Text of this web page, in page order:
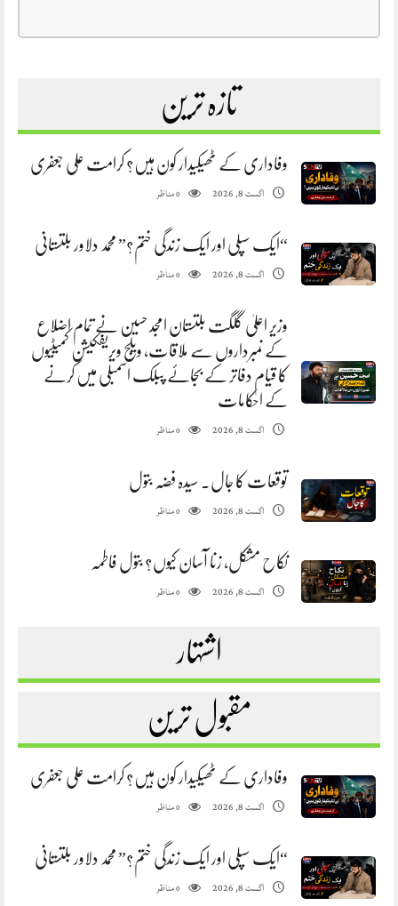
تازہ ترین
وفاداری کے ٹھیکیدار کون ہیں؟ کرامت علی جعفری
اگست 8, 2026 0مناظر
“ایک سپلی اور ایک زندگی ختم؟” محمد دلاور بلتستانی
اگست 8, 2026 0مناظر
وزیر اعلیٰ گلگت بلتستان امجد حسین نے تمام اضلاع
کے نمبرداروں سے ملاقات، ویلج ویریفکیشن کمیٹیوں
کا قیام دفاتر کے بجائے پبلک اسمبلی میں کرنے
کے احکامات
اگست 8, 2026 0مناظر
توقعات کا جال. سیدہ فضہ بتول
اگست 8, 2026 0مناظر
نکاح مشکل، زنا آسان کیوں؟ بتول فاطمہ
اگست 8, 2026 0مناظر
اشتہار
مقبول ترین
وفاداری کے ٹھیکیدار کون ہیں؟ کرامت علی جعفری
اگست 8, 2026 0مناظر
“ایک سپلی اور ایک زندگی ختم؟” محمد دلاور بلتستانی
اگست 8, 2026 0مناظر